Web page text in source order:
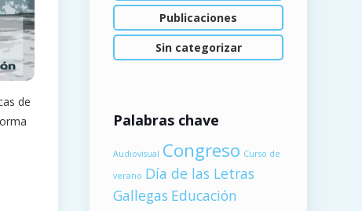
de
Publicaciones
Sin categorizar
Palabras chave
Audiovisual Congreso Curso de
verano Día de las Letras
Gallegas Educación